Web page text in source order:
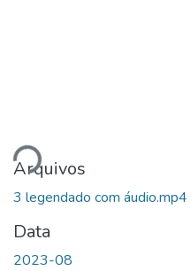
Arquivos
3 legendado com áudio.mp4
Data
2023-08